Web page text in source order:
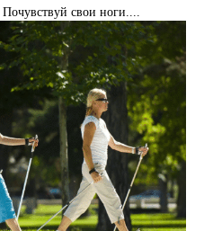
свои ноги....